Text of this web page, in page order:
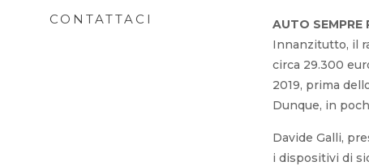
CONTATTACI
AUTO SEMPRE
Innanzitutto, il
circa 29.300
2019, prima
Dunque, in
Davide Galli,
i dispositivi di